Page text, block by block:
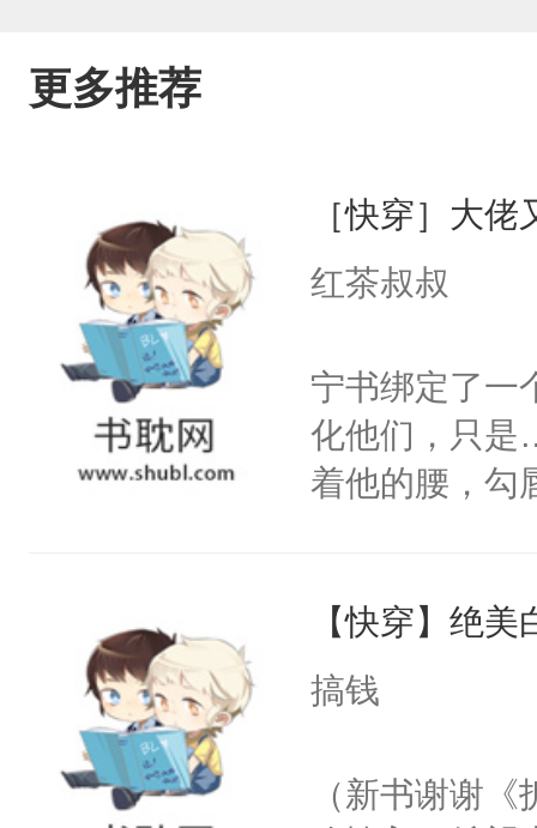
更多推荐
［快穿］大
红茶叔叔
宁书绑定了一
化他们，只是
着他的腰，勾
来，给老公
用力——为你
【快穿】绝
搞钱
（新书谢谢